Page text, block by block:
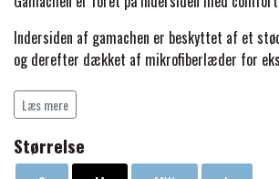
SKO &PONYTRAV
GALOP
PREMIER EQUINE MAGNET
TERAPI
PREMIER EQUINE GRIMER &
PREMIER EQUINE TRENSE &
EMIN
Indersiden af gamachen er beskyttet af et
og derefter dækket af mikrofiberlæder for
Dobbelte velcrostropper giver ekstra sikkerhed
bliver på plads og gør dem til et godt valg til
til konkurrencer.
Læs mere
Størrelse